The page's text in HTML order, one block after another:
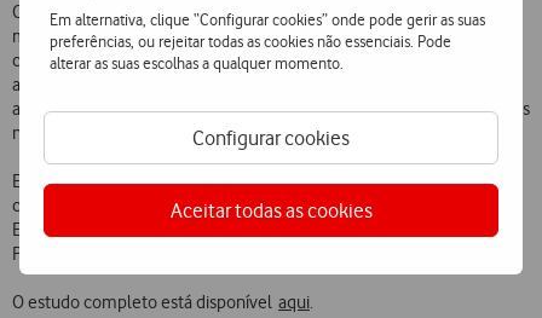
Em alternativa, clique “Configurar cookies” onde pode gerir as suas
preferências, ou rejeitar todas as cookies não essenciais. Pode
alterar as suas escolhas a qualquer momento.
Configurar cookies
Aceitar todas as cookies
O estudo revela ainda que a maioria dos cidadãos europeus apoia
medidas regulatórias como o Digital Services Act (DSA) e o AI Act,
com destaque para Portugal, onde cerca de 70% dos cidadãos
apoiam a identificação de conteúdos gerados por IA e a atuação das
autoridades nacionais para combater discurso de ódio e notícias falsas
no mundo digital.
Esta análise foi realizada entre 24 de fevereiro e 1 de abril de 2025,
com mil inquéritos realizados nos 12 países abrangidos: Alemanha,
Espanha, Estónia, França, Finlândia, Grécia, Hungria, Itália, Polónia,
Portugal, Reino Unido e Suécia.
O estudo completo está disponível aqui.